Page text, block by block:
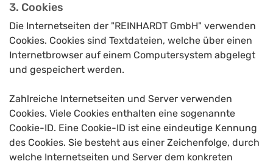
3. Cookies
Die Internetseiten der "REINHARDT GmbH" verwenden
Cookies. Cookies sind Textdateien, welche über einen
Internetbrowser auf einem Computersystem abgelegt
und gespeichert werden.
Zahlreiche Internetseiten und Server verwenden
Cookies. Viele Cookies enthalten eine sogenannte
Cookie-ID. Eine Cookie-ID ist eine eindeutige Kennung
des Cookies. Sie besteht aus einer Zeichenfolge, durch
welche Internetseiten und Server dem konkreten